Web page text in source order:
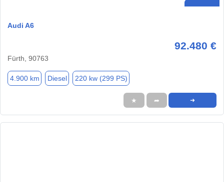
Audi A6
92.480 €
Fürth, 90763
4.900 km Diesel 220 kw (299 PS)
★ ➦ ➜